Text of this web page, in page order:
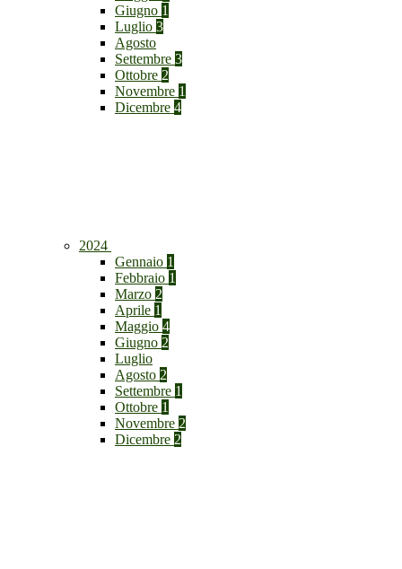
Giugno 1
Luglio 3
Agosto
Settembre 3
Ottobre 2
Novembre 1
Dicembre 4
2024
Gennaio 1
Febbraio 1
Marzo 2
Aprile 1
Maggio 4
Giugno 2
Luglio
Agosto 2
Settembre 1
Ottobre 1
Novembre 2
Dicembre 2